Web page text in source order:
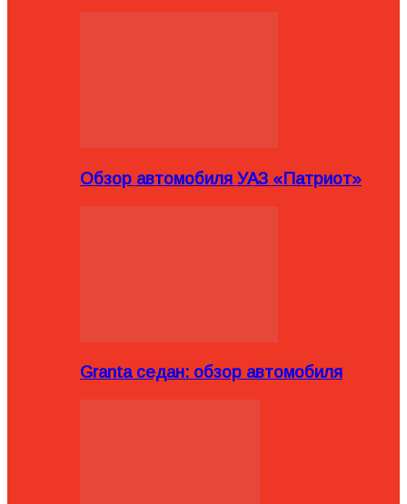
Обзор автомобиля УАЗ «Патриот»
Granta седан: обзор автомобиля